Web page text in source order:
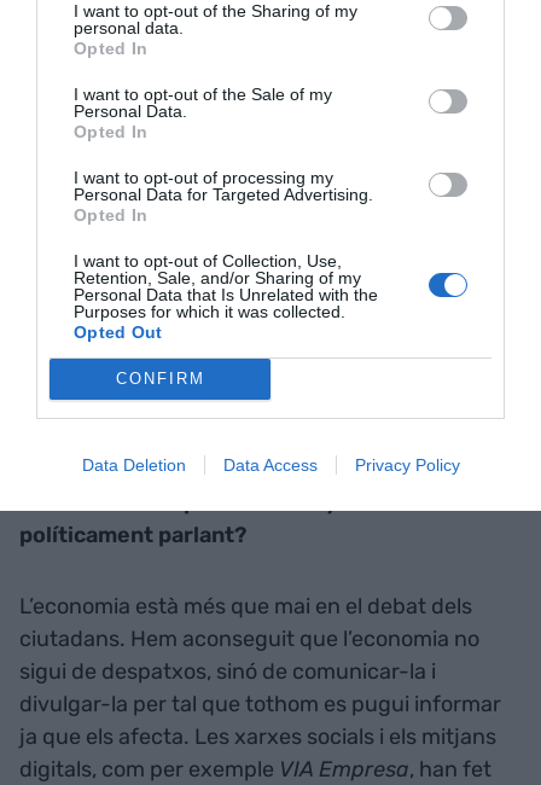
I want to opt-out of the Sharing of my
personal data.
Opted In
I want to opt-out of the Sale of my
Personal Data.
Opted In
I want to opt-out of processing my
Personal Data for Targeted Advertising.
Opted In
I want to opt-out of Collection, Use,
Retention, Sale, and/or Sharing of my
Personal Data that Is Unrelated with the
Purposes for which it was collected.
Opted Out
CONFIRM
Data Deletion Data Access Privacy Policy
d’informar de quines són les sortides
professionals que trobaran en cada acció
tècnics de formació professional, enginyers o
tecnòlegs i veiem amb preocupació que no estan
augmentant les matriculacions en aquests
estudis. Tot depèn de la vocació de cadascú, però
dubtant saber quines opcions tenen.
Els joves, un dels grups de població que més
s’han esmentat en la campanya electoral de les
pròximes eleccions espanyoles del 23 de juliol
debats electorals per fi es torna a parlar
políticament parlant?
L’economia està més que mai en el debat dels
ciutadans. Hem aconseguit que l’economia no
sigui de despatxos, sinó de comunicar-la i
divulgar-la per tal que tothom es pugui informar
ja que els afecta. Les xarxes socials i els mitjans
digitals, com per exemple VIA Empresa, han fet